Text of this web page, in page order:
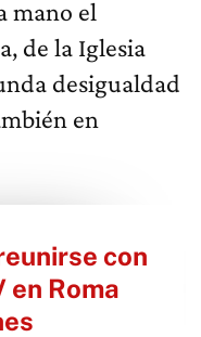
mano el
de la Iglesia
desigualdad
en
con
en Roma